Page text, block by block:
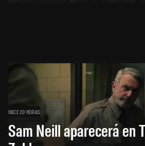
HACE 20 HORAS
Sam Neill aparecerá en